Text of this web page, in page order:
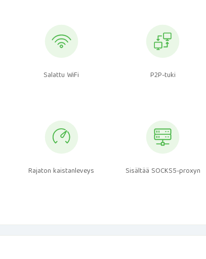
Salattu WiFi P2P-tuki
Rajaton kaistanleveys Sisältää SOCKS5-proxyn